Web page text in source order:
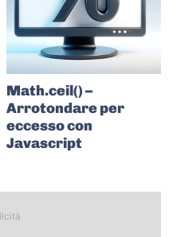
Math.ceil() –
Arrotondare per
eccesso con
Javascript